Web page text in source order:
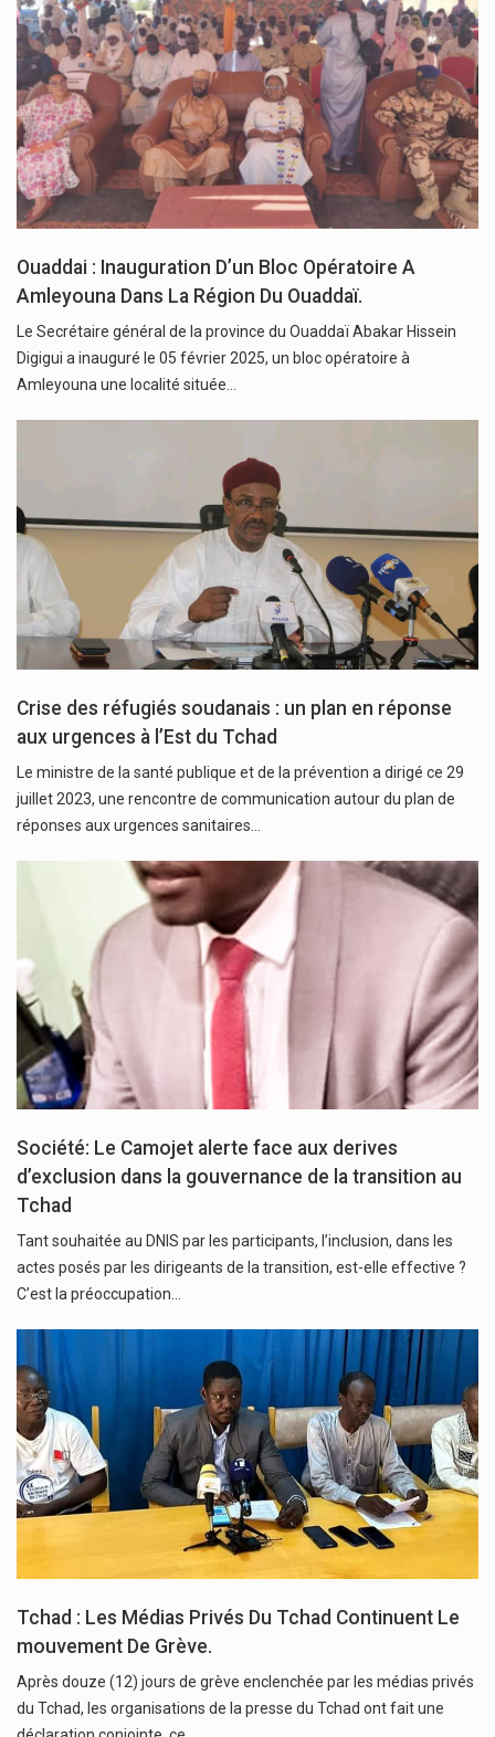
Ouaddai : Inauguration D’un Bloc Opératoire A
Amleyouna Dans La Région Du Ouaddaï.
Le Secrétaire général de la province du Ouaddaï Abakar Hissein
Digigui a inauguré le 05 février 2025, un bloc opératoire à
Amleyouna une localité située…
Crise des réfugiés soudanais : un plan en réponse
aux urgences à l’Est du Tchad
Le ministre de la santé publique et de la prévention a dirigé ce 29
juillet 2023, une rencontre de communication autour du plan de
réponses aux urgences sanitaires…
Société: Le Camojet alerte face aux derives
d’exclusion dans la gouvernance de la transition au
Tchad
Tant souhaitée au DNIS par les participants, l’inclusion, dans les
actes posés par les dirigeants de la transition, est-elle effective ?
C’est la préoccupation…
Tchad : Les Médias Privés Du Tchad Continuent Le
mouvement De Grève.
Après douze (12) jours de grève enclenchée par les médias privés
du Tchad, les organisations de la presse du Tchad ont fait une